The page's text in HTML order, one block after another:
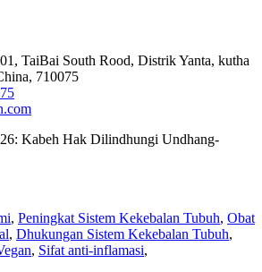
TaiBai South Rood, Distrik Yanta, kutha
710075
Kabeh Hak Dilindhungi Undhang-
, Peningkat Sistem Kekebalan Tubuh, Obat
, Dhukungan Sistem Kekebalan Tubuh,
, Sifat anti-inflamasi,